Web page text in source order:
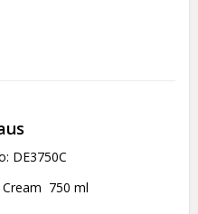
DE3750C
750 ml